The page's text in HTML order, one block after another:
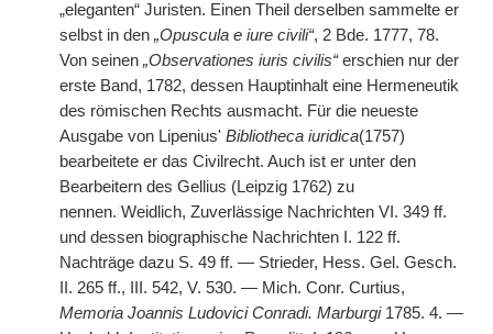
„eleganten“ Juristen. Einen Theil derselben sammelte er
selbst in den „Opuscula e iure civili“, 2 Bde. 1777, 78.
Von seinen „Observationes iuris civilis“erschien nur der
erste Band, 1782, dessen Hauptinhalt eine Hermeneutik
des römischen Rechts ausmacht. Für die neueste
Ausgabe von Lipenius' Bibliotheca iuridica(1757)
bearbeitete er das Civilrecht. Auch ist er unter den
Bearbeitern des Gellius (Leipzig 1762) zu
nennen. Weidlich, Zuverlässige Nachrichten VI. 349 ff.
und dessen biographische Nachrichten I. 122 ff.
Nachträge dazu S. 49 ff. — Strieder, Hess. Gel. Gesch.
II. 265 ff., III. 542, V. 530. — Mich. Conr. Curtius,
Memoria Joannis Ludovici Conradi. Marburgi1785. 4. —